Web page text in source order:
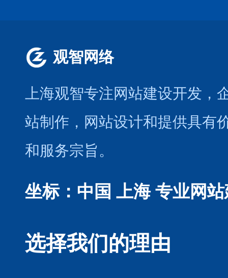
观智网络
上海观智专注网站建设开发 ，
站制作 ， 网站设计和提供具有
和服务宗旨。
坐标：中国 上海 专业网
选择我们的理由